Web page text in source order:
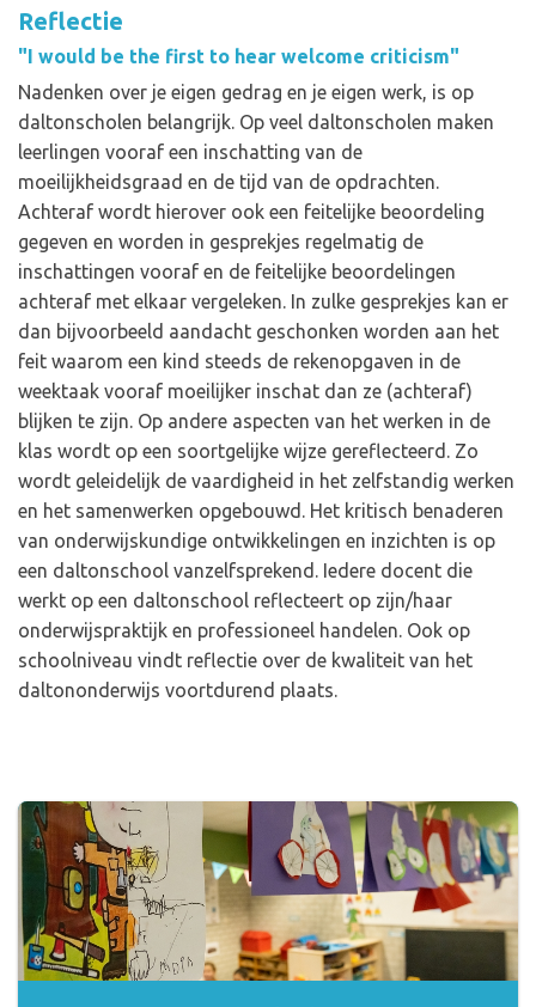
Reflectie
"I would be the first to hear welcome criticism"
Nadenken over je eigen gedrag en je eigen werk, is op
daltonscholen belangrijk. Op veel daltonscholen maken
leerlingen vooraf een inschatting van de
moeilijkheidsgraad en de tijd van de opdrachten.
Achteraf wordt hierover ook een feitelijke beoordeling
gegeven en worden in gesprekjes regelmatig de
inschattingen vooraf en de feitelijke beoordelingen
achteraf met elkaar vergeleken. In zulke gesprekjes kan er
dan bijvoorbeeld aandacht geschonken worden aan het
feit waarom een kind steeds de rekenopgaven in de
weektaak vooraf moeilijker inschat dan ze (achteraf)
blijken te zijn. Op andere aspecten van het werken in de
klas wordt op een soortgelijke wijze gereflecteerd. Zo
wordt geleidelijk de vaardigheid in het zelfstandig werken
en het samenwerken opgebouwd. Het kritisch benaderen
van onderwijskundige ontwikkelingen en inzichten is op
een daltonschool vanzelfsprekend. Iedere docent die
werkt op een daltonschool reflecteert op zijn/haar
onderwijspraktijk en professioneel handelen. Ook op
schoolniveau vindt reflectie over de kwaliteit van het
daltononderwijs voortdurend plaats.